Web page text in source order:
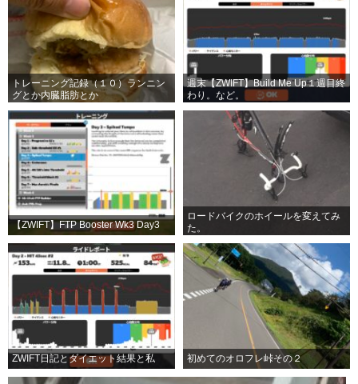
トレーニング記録（１０）ランニン
グとか内臓脂肪とか
週末【ZWIFT】Build Me Up１週目終
わり。など。
【ZWIFT】FTP Booster Wk3 Day3
ロードバイクのホイールを変えてみ
た。
ZWIFT日記とダイエット結果と私 初めてのオロフレ峠その２